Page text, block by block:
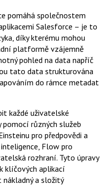
pomáhá společnostem
Salesforce – je to
díky kterému mohou
platformě vzájemně
pohled na data napříč
tato data strukturována
do rámce metadat
každé uživatelské
různých služeb
pro předpovědi a
Flow pro
rozhraní. Tyto úpravy
klíčových aplikací
nákladný a složitý